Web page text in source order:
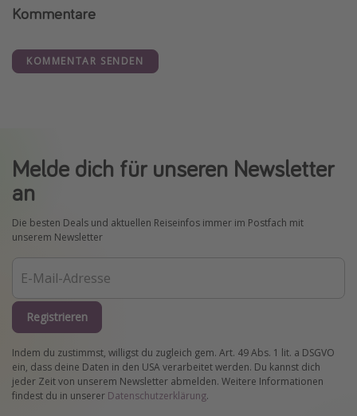
Kommentare
KOMMENTAR SENDEN
Melde dich für unseren Newsletter
an
Die besten Deals und aktuellen Reiseinfos immer im Postfach mit
unserem Newsletter
Registrieren
Indem du zustimmst, willigst du zugleich gem. Art. 49 Abs. 1 lit. a DSGVO
ein, dass deine Daten in den USA verarbeitet werden. Du kannst dich
jeder Zeit von unserem Newsletter abmelden. Weitere Informationen
findest du in unserer Datenschutzerklärung.